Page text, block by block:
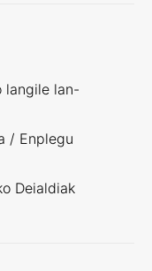
langile lan-
/ Enplegu
Deialdiak